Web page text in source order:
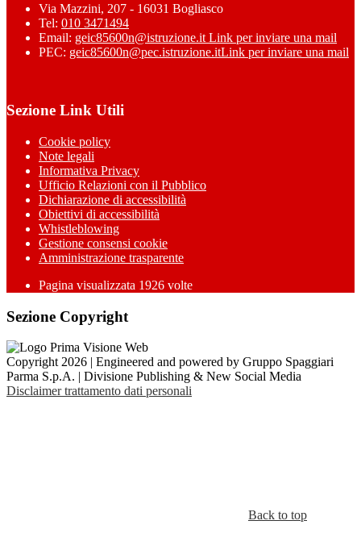
Via Mazzini, 207 - 16031 Bogliasco
Tel: 010 3471494
Email: geic85600n@istruzione.it Link per inviare una mail
PEC: geic85600n@pec.istruzione.itLink per inviare una mail
Sezione Link Utili
Cookie policy
Note legali
Informativa Privacy
Ufficio Relazioni con il Pubblico
Dichiarazione di accessibilità
Obiettivi di accessibilità
Whistleblowing
Gestione consensi cookie
Amministrazione trasparente
Pagina visualizzata 1926 volte
Sezione Copyright
Copyright 2026 | Engineered and powered by Gruppo Spaggiari
Parma S.p.A. | Divisione Publishing & New Social Media
Disclaimer trattamento dati personali
Back to top